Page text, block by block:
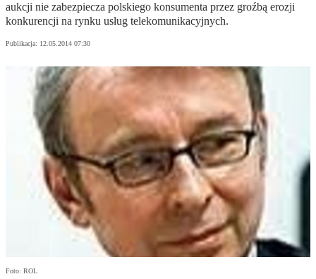
aukcji nie zabezpiecza polskiego konsumenta przez groźbą erozji
konkurencji na rynku usług telekomunikacyjnych.
Publikacja: 12.05.2014 07:30
Foto: ROL